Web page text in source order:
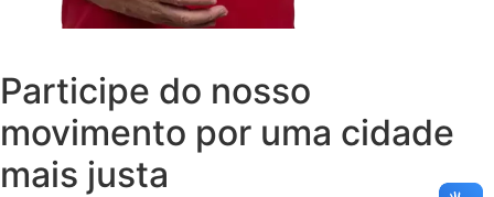
Participe do nosso
movimento por uma cidade
mais justa